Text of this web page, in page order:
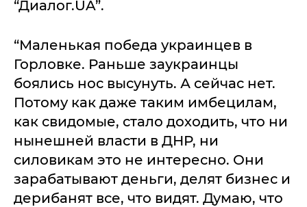
“Диалог.UA”.
“Маленькая победа украинцев в
Горловке. Раньше заукраинцы
боялись нос высунуть. А сейчас нет.
Потому как даже таким имбецилам,
как свидомые, стало доходить, что ни
нынешней власти в ДНР, ни
силовикам это не интересно. Они
зарабатывают деньги, делят бизнес и
дерибанят все, что видят. Думаю, что